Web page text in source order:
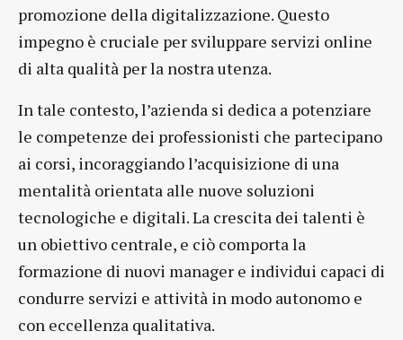
promozione della digitalizzazione. Questo
impegno è cruciale per sviluppare servizi online
di alta qualità per la nostra utenza.
In tale contesto, l’azienda si dedica a potenziare
le competenze dei professionisti che partecipano
ai corsi, incoraggiando l’acquisizione di una
mentalità orientata alle nuove soluzioni
tecnologiche e digitali. La crescita dei talenti è
un obiettivo centrale, e ciò comporta la
formazione di nuovi manager e individui capaci di
condurre servizi e attività in modo autonomo e
con eccellenza qualitativa.